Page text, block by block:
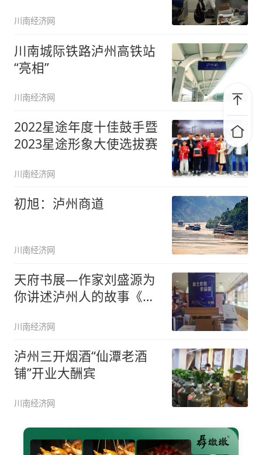
川南经济网
川南城际铁路泸州高铁站
“亮相”
川南经济网
2022星途年度十佳鼓手暨
2023星途形象大使选拔赛
川南经济网
初旭：泸州商道
川南经济网
天府书展—作家刘盛源为
你讲述泸州人的故事《万
川南经济网
泸州三开烟酒“仙潭老酒
铺”开业大酬宾
川南经济网